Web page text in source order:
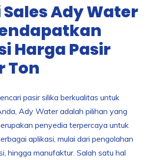
Ady Water
Harga Pasir
Ton
pasir silika berkualitas untuk
Ady Water adalah pilihan yang
penyedia terpercaya untuk
aplikasi, mulai dari pengolahan
hingga manufaktur. Salah satu hal